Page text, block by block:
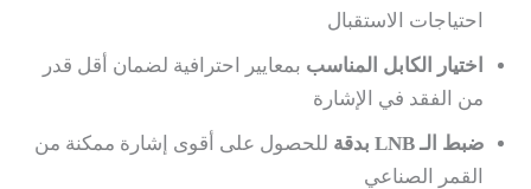
احتياجات الاستقبال
اختيار الكابل المناسب بمعايير احترافية لضمان أقل قدر
من الفقد في الإشارة
ضبط الـ LNB بدقة
للحصول على أقوى إشارة ممكنة من
القمر الصناعي